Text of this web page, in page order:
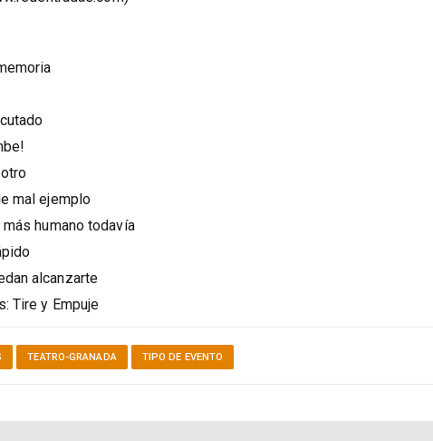
mal ejemplo
humano todavía
alcanzarte
Tire y Empuje
TEATRO-GRANADA TIPO DE EVENTO